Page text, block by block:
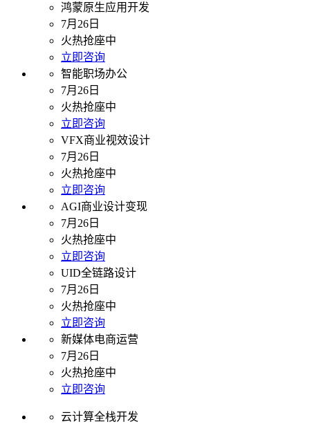
鸿蒙原生应用开发
7月26日
火热抢座中
立即咨询
智能职场办公
7月26日
火热抢座中
立即咨询
VFX商业视效设计
7月26日
火热抢座中
立即咨询
AGI商业设计变现
7月26日
火热抢座中
立即咨询
UID全链路设计
7月26日
火热抢座中
立即咨询
新媒体电商运营
7月26日
火热抢座中
立即咨询
云计算全栈开发